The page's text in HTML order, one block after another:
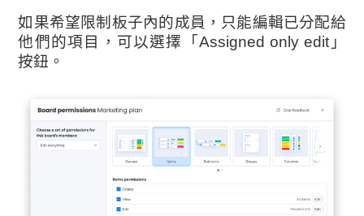
如果希望限制板子內的成員，只能編輯已分配給
他們的項目，可以選擇「Assigned only edit」
按鈕。